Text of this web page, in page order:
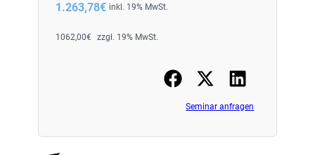
1.263,78€ inkl. 19% MwSt.
1062,00€ zzgl. 19% MwSt.
Seminar anfragen